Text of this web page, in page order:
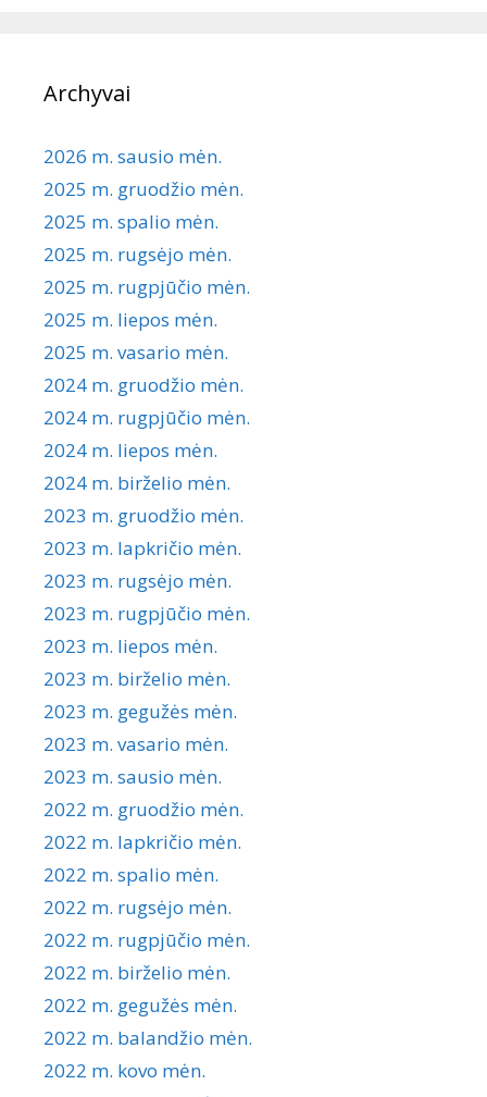
Archyvai
2026 m. sausio mėn.
2025 m. gruodžio mėn.
2025 m. spalio mėn.
2025 m. rugsėjo mėn.
2025 m. rugpjūčio mėn.
2025 m. liepos mėn.
2025 m. vasario mėn.
2024 m. gruodžio mėn.
2024 m. rugpjūčio mėn.
2024 m. liepos mėn.
2024 m. birželio mėn.
2023 m. gruodžio mėn.
2023 m. lapkričio mėn.
2023 m. rugsėjo mėn.
2023 m. rugpjūčio mėn.
2023 m. liepos mėn.
2023 m. birželio mėn.
2023 m. gegužės mėn.
2023 m. vasario mėn.
2023 m. sausio mėn.
2022 m. gruodžio mėn.
2022 m. lapkričio mėn.
2022 m. spalio mėn.
2022 m. rugsėjo mėn.
2022 m. rugpjūčio mėn.
2022 m. birželio mėn.
2022 m. gegužės mėn.
2022 m. balandžio mėn.
2022 m. kovo mėn.